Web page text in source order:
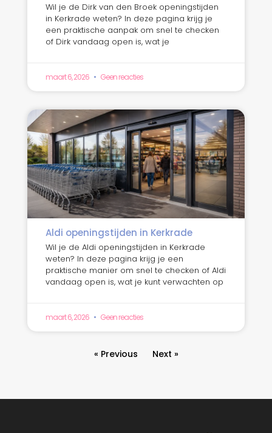
Wil je de Dirk van den Broek openingstijden
in Kerkrade weten? In deze pagina krijg je
een praktische aanpak om snel te checken
of Dirk vandaag open is, wat je
maart 6, 2026 Geen reacties
Aldi openingstijden in Kerkrade
Wil je de Aldi openingstijden in Kerkrade
weten? In deze pagina krijg je een
praktische manier om snel te checken of Aldi
vandaag open is, wat je kunt verwachten op
maart 6, 2026 Geen reacties
« Previous Next »